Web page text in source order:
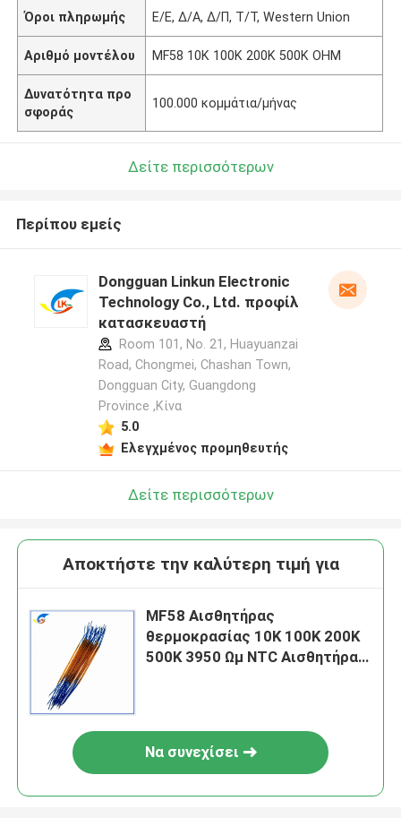
Όροι πληρωμής Ε/Ε, Δ/Α, Δ/Π, Τ/Τ, Western Union
Αριθμό μοντέλου MF58 10K 100K 200K 500K OHM
Δυνατότητα προ
σφοράς
100.000 κομμάτια/μήνας
Δείτε περισσότερων
Περίπου εμείς
Dongguan Linkun Electronic
Technology Co., Ltd. προφίλ
κατασκευαστή
Room 101, No. 21, Huayuanzai
Road, Chongmei, Chashan Town,
Dongguan City, Guangdong
Province ,Κίνα
5.0
Ελεγχμένος προμηθευτής
Δείτε περισσότερων
Αποκτήστε την καλύτερη τιμή για
MF58 Αισθητήρας
θερμοκρασίας 10K 100K 200K
500K 3950 Ωμ NTC Αισθητήρας
Να συνεχίσει